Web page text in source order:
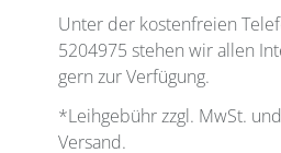
Unter der kostenfreien
5204975 stehen wir allen
gern zur Verfügung.
*Leihgebühr zzgl. MwSt.
Versand.